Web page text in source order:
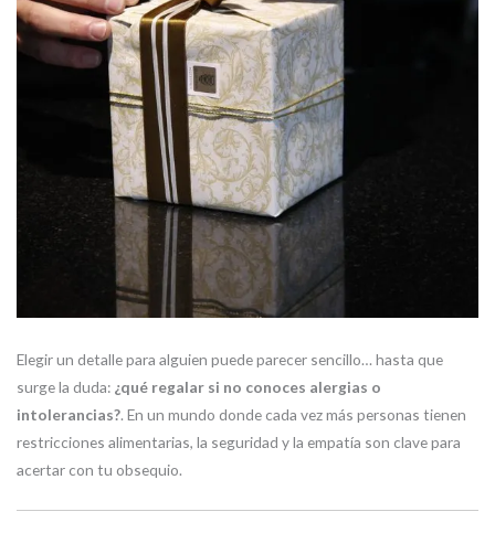
Elegir un detalle para alguien puede parecer sencillo… hasta que
surge la duda: ¿qué regalar si no conoces alergias o
intolerancias?. En un mundo donde cada vez más personas tienen
restricciones alimentarias, la seguridad y la empatía son clave para
acertar con tu obsequio.